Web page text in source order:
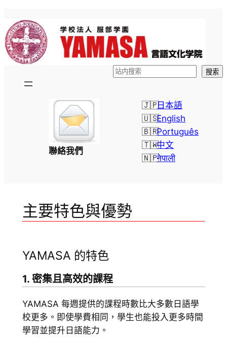
至
主
要
検
搜索
聯絡我們
English
日本語
नेपाली
Português
中文
主要特色與優勢
YAMASA 的特色
1. 密集且高效的課程
YAMASA 每週提供的課程時數比大多數日語學
校更多。即使學費相同，學生也能投入更多時間
學習並提升日語能力。